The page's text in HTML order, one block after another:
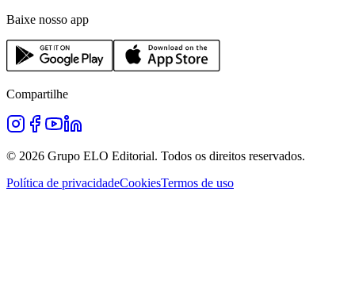
Baixe nosso app
Compartilhe
© 2026 Grupo ELO Editorial. Todos os direitos reservados.
Política de privacidadeCookiesTermos de uso